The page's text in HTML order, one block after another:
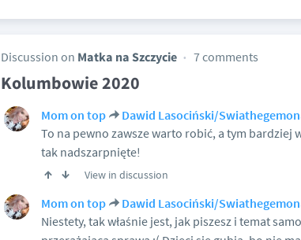
Discussion on Matka na Szczycie 7 comments
Kolumbowie 2020
Mom on top Dawid Lasociński/
To na pewno zawsze warto robić, a tym bardziej
tak nadszarpnięte!
View in discussion
Mom on top Dawid Lasociński/
Niestety, tak właśnie jest, jak piszesz i temat